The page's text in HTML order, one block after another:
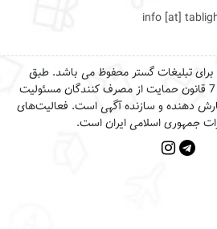
info [at]
تبلیغات گستر محفوظ می باشد. طبق
ماده 3 آیین نامه اجرایی ماده 7 قانون حمایت از مصرف کنندگان مسئولیت
دهنده و سازنده آگهی است. فعالیت‌های
جمهوری اسلامی ایران است.